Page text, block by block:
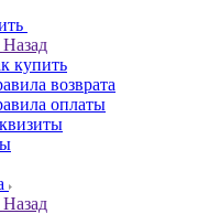
Назад
купить
возврата
оплаты
Назад